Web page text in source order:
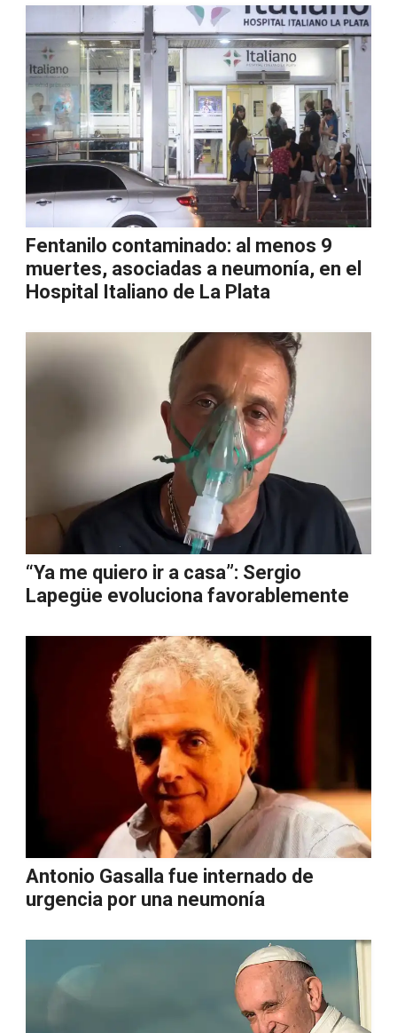
Fentanilo contaminado: al menos 9
muertes, asociadas a neumonía, en el
Hospital Italiano de La Plata
“Ya me quiero ir a casa”: Sergio
Lapegüe evoluciona favorablemente
Antonio Gasalla fue internado de
urgencia por una neumonía